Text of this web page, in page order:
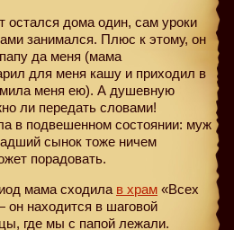
остался дома один, сам уроки
занимался. Плюс к этому, он
да меня (мама
для меня кашу и приходил в
меня ею). А душевную
ли передать словами!
в подвешенном состоянии: муж
сынок тоже ничем
порадовать.
мама сходила в храм «Всех
находится в шаговой
где мы с папой лежали.